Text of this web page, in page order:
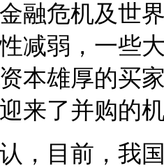
危机及世界
减弱，一些
本雄厚的买
来了并购的
目前，我国